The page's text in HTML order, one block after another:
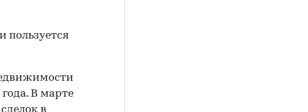
пользуется
года. В марте